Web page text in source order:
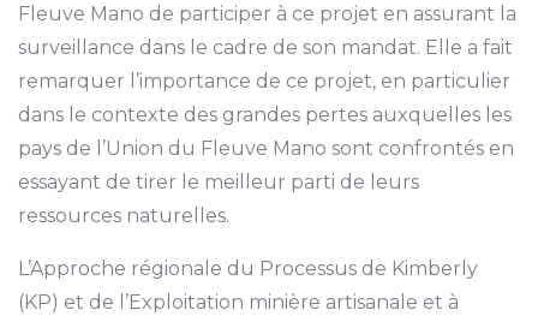
Fleuve Mano de participer à ce projet en assurant la
surveillance dans le cadre de son mandat. Elle a fait
remarquer l’importance de ce projet, en particulier
dans le contexte des grandes pertes auxquelles les
pays de l’Union du Fleuve Mano sont confrontés en
essayant de tirer le meilleur parti de leurs
ressources naturelles.
L’Approche régionale du Processus de Kimberly
(KP) et de l’Exploitation minière artisanale et à